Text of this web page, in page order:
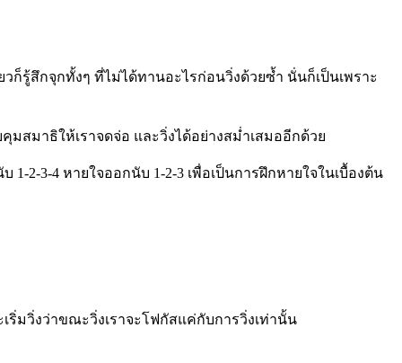
ก็รู้สึกจุกทั้งๆ ที่ไม่ได้ทานอะไรก่อนวิ่งด้วยซ้ำ นั่นก็เป็นเพราะ
สมาธิให้เราจดจ่อ และวิ่งได้อย่างสม่ำเสมออีกด้วย
2-3-4 หายใจออกนับ 1-2-3 เพื่อเป็นการฝึกหายใจในเบื้องต้น
ริ่มวิ่งว่าขณะวิ่งเราจะโฟกัสแค่กับการวิ่งเท่านั้น